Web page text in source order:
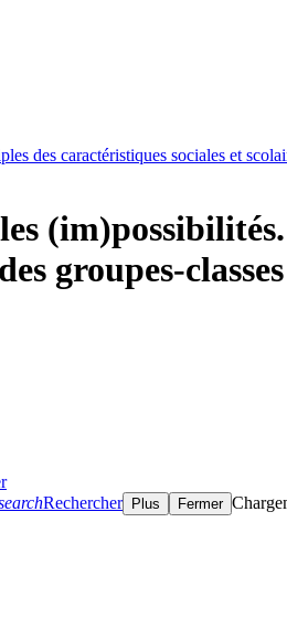
des caractéristiques sociales et
groupes-
Rechercher Plus Fermer